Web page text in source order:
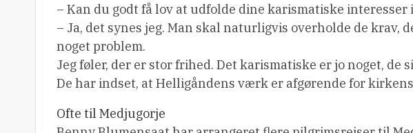
– Kan du godt få lov at udfolde dine karismatiske
– Ja, det synes jeg. Man skal naturligvis overholde de krav,
noget problem.
Jeg føler, der er stor frihed. Det karismatiske er jo noget, de
De har indset, at Helligåndens værk er afgørende for
Ofte til Medjugorje